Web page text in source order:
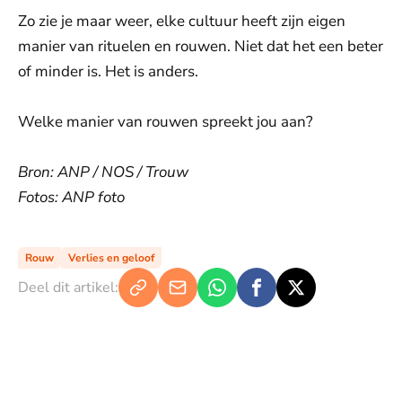
Zo zie je maar weer, elke cultuur heeft zijn eigen
manier van rituelen en rouwen. Niet dat het een beter
of minder is. Het is anders.
Welke manier van rouwen spreekt jou aan?
Bron: ANP / NOS / Trouw
Fotos: ANP foto
Rouw Verlies en geloof
Deel dit artikel: